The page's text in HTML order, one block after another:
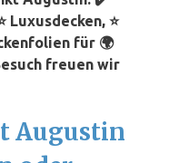
Luxusdecken, ⭐
für 🌍
freuen wir
Augustin